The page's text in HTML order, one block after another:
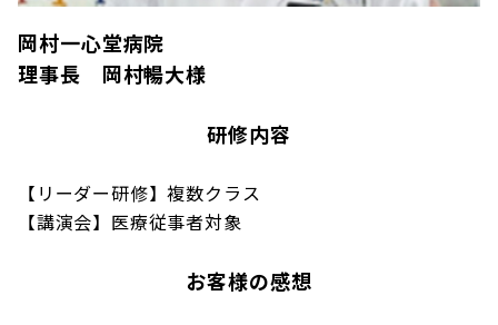
岡村一心堂病院
理事長 岡村暢大様
研修内容
【リーダー研修】複数クラス
【講演会】医療従事者対象
お客様の感想